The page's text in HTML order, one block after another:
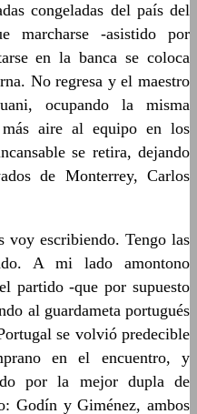
congeladas del país del
marcharse -asistido por
en la banca se coloca
No regresa y el maestro
ocupando la misma
aire al equipo en los
se retira, dejando
de Monterrey, Carlos
voy escribiendo. Tengo las
A mi lado amontono
partido -que por supuesto
al guardameta portugués
se volvió predecible
en el encuentro, y
por la mejor dupla de
Godín y Giménez, ambos